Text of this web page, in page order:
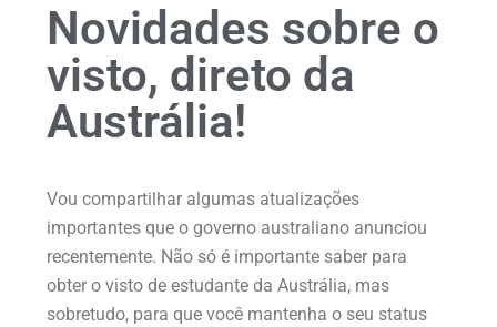
Novidades sobre o
visto, direto da
Austrália!
Vou compartilhar algumas atualizações
importantes que o governo australiano anunciou
recentemente. Não só é importante saber para
obter o visto de estudante da Austrália, mas
sobretudo, para que você mantenha o seu status